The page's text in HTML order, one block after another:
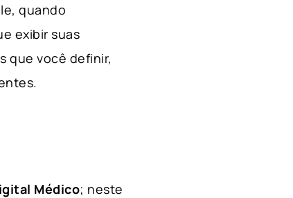
quando
exibir suas
que você definir,
Médico; neste